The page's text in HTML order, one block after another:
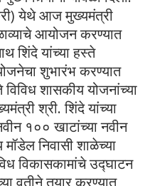
येथे आज मुख्यमंत्री
आयोजन करण्यात
शिंदे यांच्या हस्ते
शुभारंभ करण्यात
शासकीय योजनांच्या
श्री. शिंदे यांच्या
१०० खाटांच्या नवीन
निवासी शाळेच्या
विकासकामांचे उद्घाटन
वतीने तयार करण्यात